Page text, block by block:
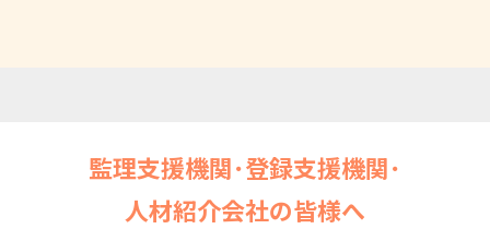
監理支援機関･登録支援機関･
人材紹介会社の皆様へ